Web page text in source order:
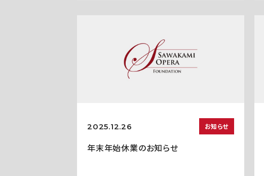
2025.12.26 お知らせ
年末年始休業のお知らせ